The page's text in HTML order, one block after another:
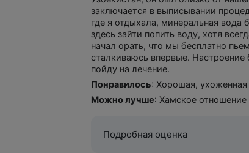
санаторию процветание, и мы,
заключается в выписывании
где я отдыхала, минеральная
здесь зайти попить воду, хотя
начал орать, что мы бесплатно
сталкиваюсь впервые.
пойду на лечение.
Понравилось: Хорошая, ухоженная
Можно лучше: Хамское
Подробная оценка